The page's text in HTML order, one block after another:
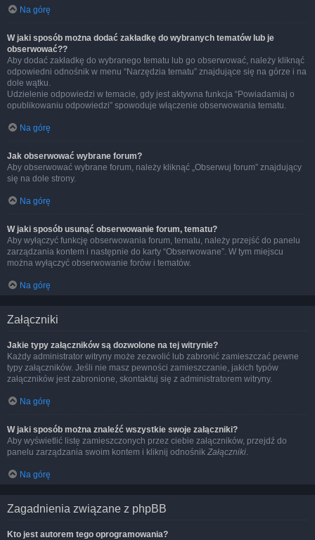
Na górę
W jaki sposób można dodać zakładkę do wybranych tematów lub je
obserwować??
Aby dodać zakładkę do wybranego tematu lub go obserwować, należy kliknąć
odpowiedni odnośnik w menu “Narzędzia tematu” znajdujące się na górze i na
dole wątku.
Udzielenie odpowiedzi w temacie, gdy jest aktywna funkcja “Powiadamiaj o
opublikowaniu odpowiedzi” spowoduje włączenie obserwowania tematu.
Na górę
Jak obserwować wybrane forum?
Aby obserwować wybrane forum, należy kliknąć „Obserwuj forum” znajdujący
się na dole strony.
Na górę
W jaki sposób usunąć obserwowanie forum, tematu?
Aby wyłączyć funkcję obserwowania forum, tematu, należy przejść do panelu
zarządzania kontem i następnie do karty “Obserwowane”. W tym miejscu
można wyłączyć obserwowanie forów i tematów.
Na górę
Załączniki
Jakie typy załączników są dozwolone na tej witrynie?
Każdy administrator witryny może zezwolić lub zabronić zamieszczać pewne
typy załączników. Jeśli nie masz pewności zamieszczanie, jakich typów
załączników jest zabronione, skontaktuj się z administratorem witryny.
Na górę
W jaki sposób można znaleźć wszystkie swoje załączniki?
Aby wyświetlić listę zamieszczonych przez ciebie załączników, przejdź do
panelu zarządzania swoim kontem i kliknij odnośnik Załączniki.
Na górę
Zagadnienia związane z phpBB
Kto jest autorem tego oprogramowania?